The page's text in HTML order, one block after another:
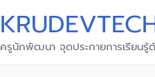
ครูนักพัฒนา จุดประกายการเรียนรู้ด้